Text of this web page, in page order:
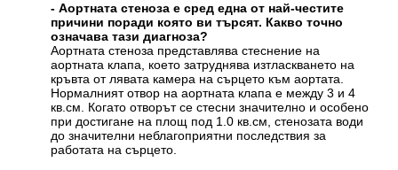
- Аортната стеноза е сред една от най-честите
причини поради която ви търсят. Какво точно
означава тази диагноза?
Аортната стеноза представлява стеснение на
аортната клапа, което затруднява изтласкването на
кръвта от лявата камера на сърцето към аортата.
Нормалният отвор на аортната клапа е между 3 и 4
кв.см. Когато отворът се стесни значително и особено
при достигане на площ под 1.0 кв.см, стенозата води
до значителни неблагоприятни последствия за
работата на сърцето.